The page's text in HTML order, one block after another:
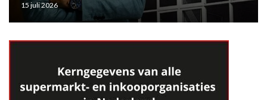
15 juli 2026